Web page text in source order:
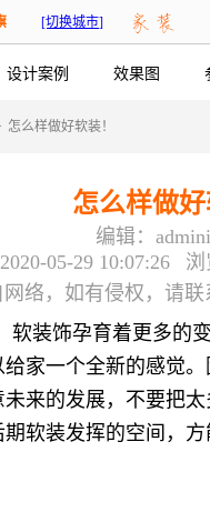
[切换城市]
设计案例 效果图
怎么样做好软装！
怎么样做
编辑：
05-29 10:07:26
浏
络，如有侵权，请联
软装饰孕育着更多的
家一个全新的感觉
来的发展，不要把
软装发挥的空间，